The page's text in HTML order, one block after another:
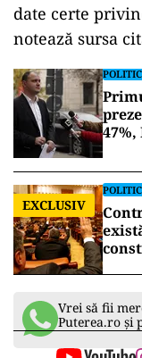
date certe
notează sursa
47%,
EXCLUSIV
Vrei să fii
Puterea.ro și